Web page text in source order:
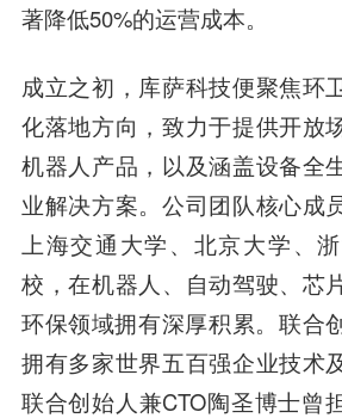
著降低50%的运营成本。
成立之初，库萨科技便聚焦环
化落地方向，致力于提供开放
机器人产品，以及涵盖设备全
业解决方案。公司团队核心成
上海交通大学、北京大学、
校，在机器人、自动驾驶、芯
环保领域拥有深厚积累。联合
拥有多家世界五百强企业技术
联合创始人兼CTO陶圣博士曾